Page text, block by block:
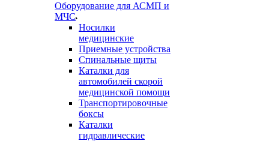
Оборудование для АСМП и
МЧС
Носилки
медицинские
Приемные устройства
Спинальные щиты
Каталки для
автомобилей скорой
медицинской помощи
Транспортировочные
боксы
Каталки
гидравлические